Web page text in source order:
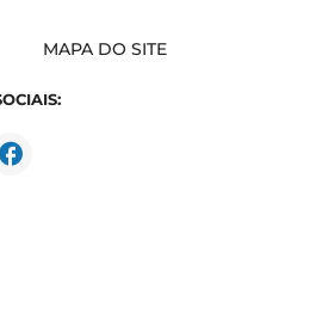
MAPA DO SITE